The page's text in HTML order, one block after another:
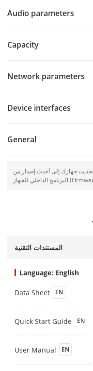
Audio parameters
Capacity
Network parameters
Device interfaces
General
جهازك إلى أحدث إصدار من
المستندات التقنية
Language: English
Data Sheet EN
Quick Start Guide EN
User Manual EN